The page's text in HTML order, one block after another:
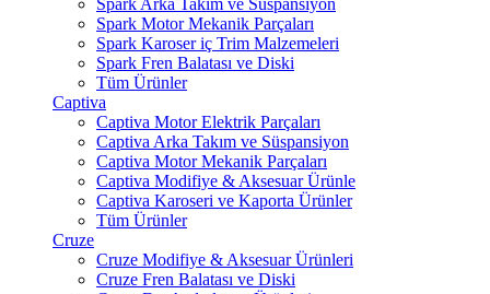
Spark Arka Takım ve Süspansiyon
Spark Motor Mekanik Parçaları
Spark Karoser iç Trim Malzemeleri
Spark Fren Balatası ve Diski
Tüm Ürünler
Captiva
Captiva Motor Elektrik Parçaları
Captiva Arka Takım ve Süspansiyon
Captiva Motor Mekanik Parçaları
Captiva Modifiye & Aksesuar Ürünle
Captiva Karoseri ve Kaporta Ürünler
Tüm Ürünler
Cruze
Cruze Modifiye & Aksesuar Ürünleri
Cruze Fren Balatası ve Diski